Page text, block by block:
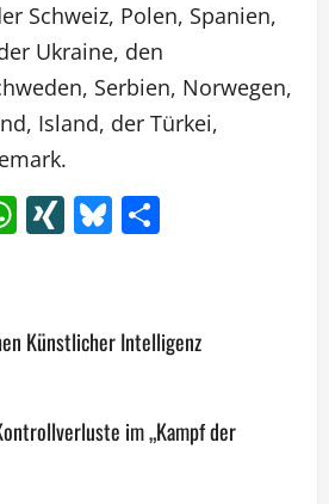
Schweiz, Polen, Spanien,
Ukraine, den
Serbien, Norwegen,
Island, der Türkei,
WhatsApp
XINGBluesky
Künstlicher Intelligenz
im „Kampf der